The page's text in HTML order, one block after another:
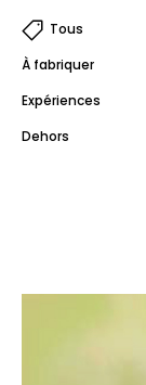
Tous
À fabriquer
Expériences
Dehors